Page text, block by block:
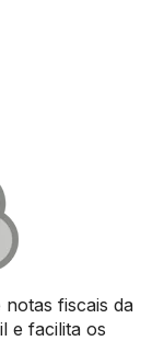
notas fiscais da
e facilita os